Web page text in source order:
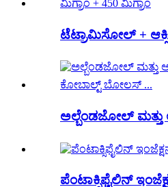
ಟೆಟ್ರಾಮಿಸೋಲ್ +
ಅಲ್ಬೆಂಡಜೋಲ್ ಮತ್ತು
ಪೆಂಟಾಕ್ಸಿಫೈಲಿನ್